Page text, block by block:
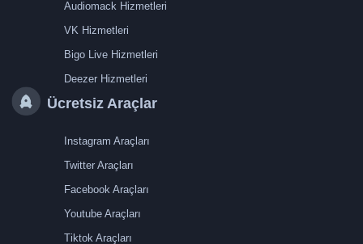
Audiomack Hizmetleri
VK Hizmetleri
Bigo Live Hizmetleri
Deezer Hizmetleri
Ücretsiz Araçlar
Instagram Araçları
Twitter Araçları
Facebook Araçları
Youtube Araçları
Tiktok Araçları